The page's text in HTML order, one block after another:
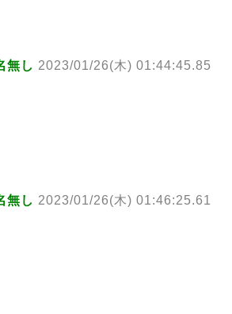
無し 2023/01/26(木) 01:44:45.85
無し 2023/01/26(木) 01:46:25.61